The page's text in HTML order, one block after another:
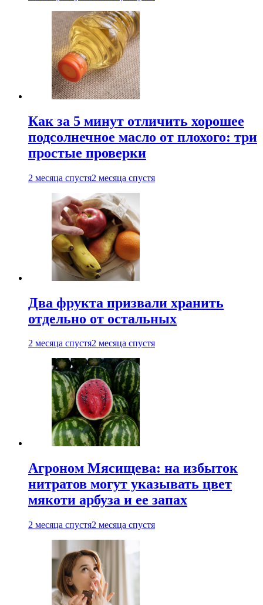
Как за 5 минут отличить хорошее
подсолнечное масло от плохого: три
простые проверки
2 месяца спустя2 месяца спустя
Два фрукта призвали хранить
отдельно от остальных
2 месяца спустя2 месяца спустя
Агроном Мясищева: на избыток
нитратов могут указывать цвет
мякоти арбуза и ее запах
2 месяца спустя2 месяца спустя